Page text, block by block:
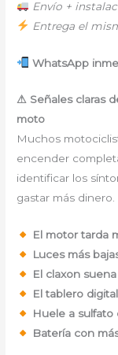
Envío +
Entrega el
WhatsApp
⚠ Señales claras
moto
Muchos
encender
identificar los
gastar más
El motor tarda
Luces más
El claxon
El tablero
Huele a sulfato
Batería con